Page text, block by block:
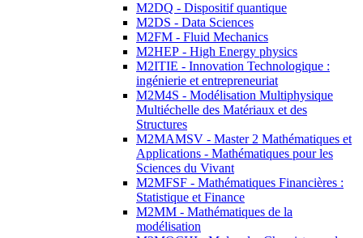
M2DQ - Dispositif quantique
M2DS - Data Sciences
M2FM - Fluid Mechanics
M2HEP - High Energy physics
M2ITIE - Innovation Technologique :
ingénierie et entrepreneuriat
M2M4S - Modélisation Multiphysique
Multiéchelle des Matériaux et des
Structures
M2MAMSV - Master 2 Mathématiques et
Applications - Mathématiques pour les
Sciences du Vivant
M2MFSF - Mathématiques Financières :
Statistique et Finance
M2MM - Mathématiques de la
modélisation